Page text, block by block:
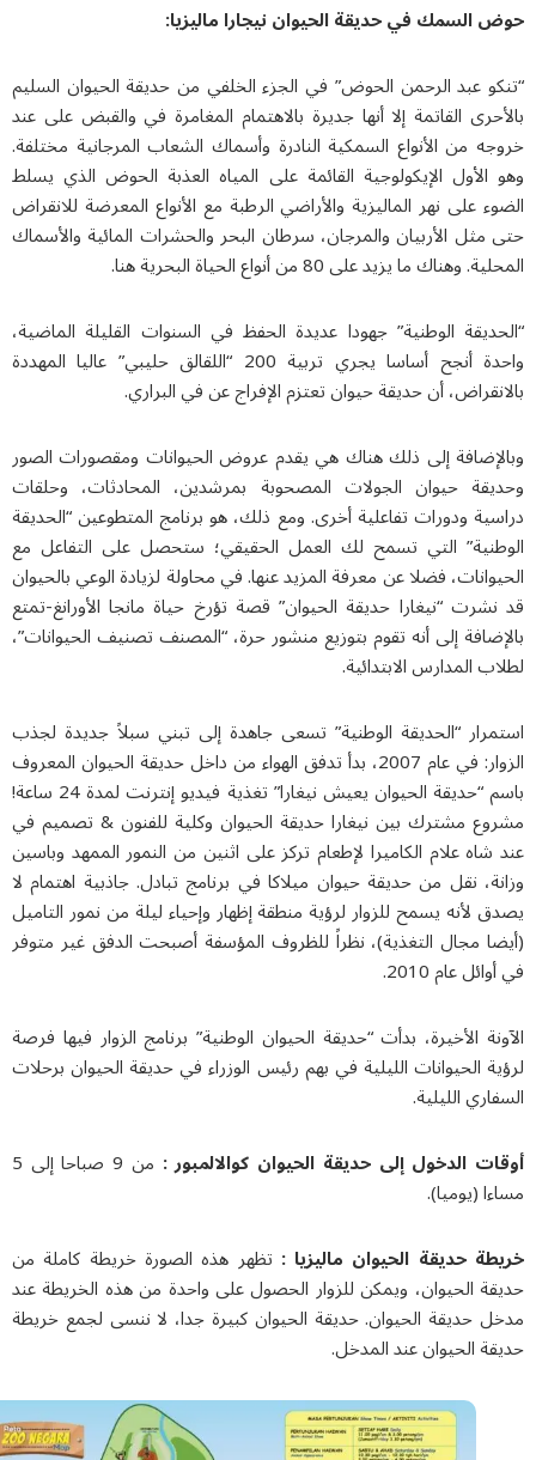
السمك في حديقة الحيوان نيجارا ماليزيا:
عبد الرحمن الحوض” في الجزء الخلفي من حديقة الحيوان السليم
القاتمة إلا أنها جديرة بالاهتمام المغامرة في والقبض على عند
من الأنواع السمكية النادرة وأسماك الشعاب المرجانية مختلفة.
اﻷول الإيكولوجية القائمة على المياه العذبة الحوض الذي يسلط
على نهر الماليزية والأراضي الرطبة مع الأنواع المعرضة للانقراض
الأربيان والمرجان، سرطان البحر والحشرات المائية والأسماك
ما يزيد على 80 من أنواع الحياة البحرية هنا.
الوطنية” جهودا عديدة الحفظ في السنوات القليلة الماضية،
واحدة أنجح أساسا يجري تربية 200 “اللقالق حليبي” عاليا المهددة
أن حديقة حيوان تعتزم الإفراج عن في البراري.
إلى ذلك هناك هي يقدم عروض الحيوانات ومقصورات الصور
حيوان الجولات المصحوبة بمرشدين، المحادثات، وحلقات
ودورات تفاعلية أخرى. ومع ذلك، هو برنامج المتطوعين “الحديقة
التي تسمح لك العمل الحقيقي؛ ستحصل على التفاعل مع
فضلا عن معرفة المزيد عنها. في محاولة لزيادة الوعي بالحيوان
“نيغارا حديقة الحيوان” قصة تؤرخ حياة مانجا الأورانغ-تمتع
إلى أنه تقوم بتوزيع منشور حرة، “المصنف تصنيف الحيوانات”،
المدارس الابتدائية.
“الحديقة الوطنية” تسعى جاهدة إلى تبني سبلاً جديدة لجذب
الزوار: في عام 2007، بدأ تدفق الهواء من داخل حديقة الحيوان المعروف
باسم “حديقة الحيوان يعيش نيغارا” تغذية فيديو إنترنت لمدة 24 ساعة!
مشترك بين نيغارا حديقة الحيوان وكلية للفنون & تصميم في
علام الكاميرا لإطعام تركز على اثنين من النمور الممهد وباسين
نقل من حديقة حيوان ميلاكا في برنامج تبادل. جاذبية اهتمام لا
لأنه يسمح للزوار لرؤية منطقة إظهار وإحياء ليلة من نمور التاميل
مجال التغذية)، نظراً للظروف المؤسفة أصبحت الدفق غير متوفر
عام 2010.
الأخيرة، بدأت “حديقة الحيوان الوطنية” برنامج الزوار فيها فرصة
الحيوانات الليلية في بهم رئيس الوزراء في حديقة الحيوان برحلات
الليلية.
الدخول إلى حديقة الحيوان کوالالمبور :
من 9 صباحا إلى 5
(يوميا).
حديقة الحيوان مالیزیا :تظهر هذه الصورة خريطة كاملة من
الحيوان، ويمكن للزوار الحصول على واحدة من هذه الخريطة عند
حديقة الحيوان. حديقة الحيوان كبيرة جدا، لا ننسى لجمع خريطة
الحيوان عند المدخل.